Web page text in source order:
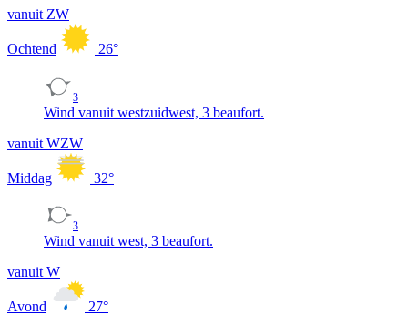
vanuit ZW
Ochtend 26°
3
Wind vanuit westzuidwest, 3 beaufort.
vanuit WZW
Middag 32°
3
Wind vanuit west, 3 beaufort.
vanuit W
Avond 27°